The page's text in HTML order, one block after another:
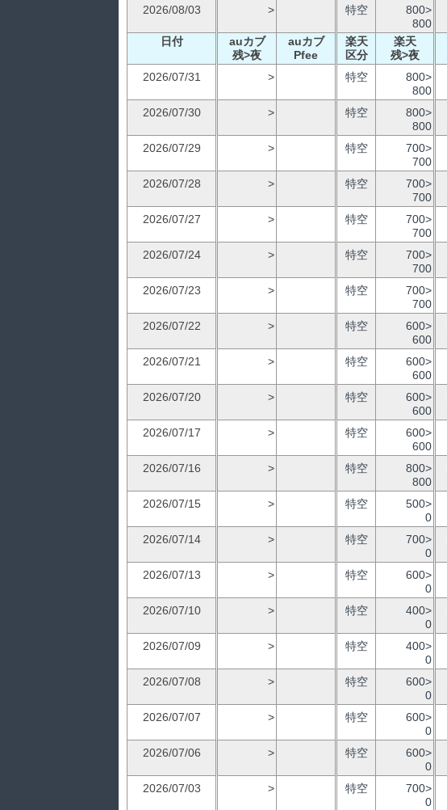
2026/08/03
> 特空
800>
800
日付
auカブ
残>夜
auカブ
Pfee
楽天
区分
楽天
残>夜
2026/07/31
> 特空
800>
800
2026/07/30
> 特空
800>
800
2026/07/29
> 特空
700>
700
2026/07/28
> 特空
700>
700
2026/07/27
> 特空
700>
700
2026/07/24
> 特空
700>
700
2026/07/23
> 特空
700>
700
2026/07/22
> 特空
600>
600
2026/07/21
> 特空
600>
600
2026/07/20
> 特空
600>
600
2026/07/17
> 特空
600>
600
2026/07/16
> 特空
800>
800
2026/07/15
> 特空
500>
0
2026/07/14
> 特空
700>
0
2026/07/13
> 特空
600>
0
2026/07/10
> 特空
400>
0
2026/07/09
> 特空
400>
0
2026/07/08
> 特空
600>
0
2026/07/07
> 特空
600>
0
2026/07/06
> 特空
600>
0
2026/07/03
> 特空
700>
0